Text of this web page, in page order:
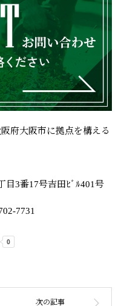
府大阪市に拠点を構える
目3番17号吉田ﾋﾞﾙ401号
7731